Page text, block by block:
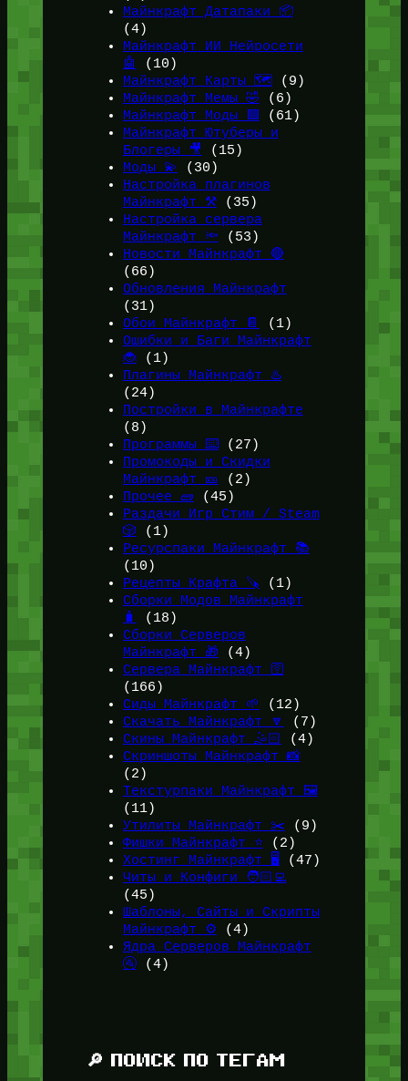
Майнкрафт Датапаки 📦
(4)
Майнкрафт ИИ Нейросети
🤖
(10)
Майнкрафт Карты 🗺️(9)
Майнкрафт Мемы 🤣 (6)
Майнкрафт Моды 🟩 (61)
Майнкрафт Ютуберы и
Блогеры 🎥
(15)
Моды 💫
(30)
Настройка плагинов
Майнкрафт ⚒️(35)
Настройка сервера
Майнкрафт 🔦 (53)
Новости Майнкрафт 🔴
(66)
Обновления Майнкрафт
(31)
Обои Майнкрафт 📔
(1)
Ошибки и Баги Майнкрафт
🐞(1)
Плагины Майнкрафт ♨️
(24)
Постройки в Майнкрафте
(8)
Программы ⌨️(27)
Промокоды и Скидки
Майнкрафт 🎫
(2)
Прочее 🧱 (45)
Раздачи Игр Стим / Steam
🎲 (1)
Ресурспаки Майнкрафт 📚
(10)
Рецепты Крафта 🪚 (1)
Сборки Модов Майнкрафт
🧳
(18)
Сборки Серверов
Майнкрафт 🎁 (4)
Сервера Майнкрафт 🛜
(166)
Сиды Майнкрафт 🌱
(12)
Скачать Майнкрафт 🔽
(7)
Скины Майнкрафт 🤹🏻
(4)
Скриншоты Майнкрафт 📸
(2)
Текстурпаки Майнкрафт 🖼️
(11)
Утилиты Майнкрафт ✂️ (9)
Фишки Майнкрафт ⭐(2)
Хостинг Майнкрафт 🖥️ (47)
Читы и Конфиги 🧑🏻‍💻
(45)
Шаблоны, Сайты и Скрипты
Майнкрафт ⚙️ (4)
Ядра Серверов Майнкрафт
🚰(4)
🔎 ПОИСК ПО ТЕГАМ